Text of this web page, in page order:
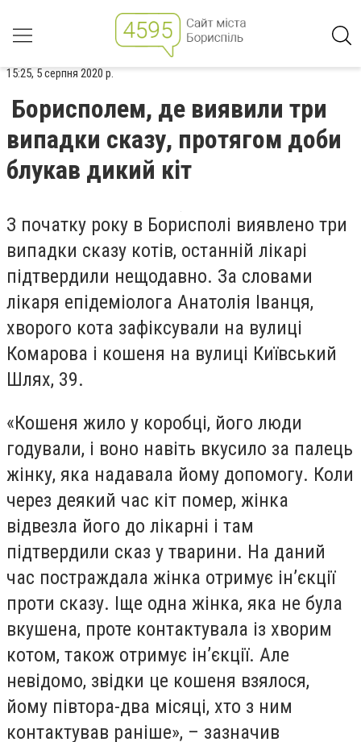
15:25, 5 серпня 2020 р.
Борисполем, де виявили три
випадки сказу, протягом доби
блукав дикий кіт
З початку року в Борисполі виявлено три
випадки сказу котів, останній лікарі
підтвердили нещодавно. За словами
лікаря епідеміолога Анатолія Іванця,
хворого кота зафіксували на вулиці
Комарова і кошеня на вулиці Київський
Шлях, 39.
«Кошеня жило у коробці, його люди
годували, і воно навіть вкусило за палець
жінку, яка надавала йому допомогу. Коли
через деякий час кіт помер, жінка
відвезла його до лікарні і там
підтвердили сказ у тварини. На даний
час постраждала жінка отримує ін’єкції
проти сказу. Іще одна жінка, яка не була
вкушена, проте контактувала із хворим
котом, також отримує ін’єкції. Але
невідомо, звідки це кошеня взялося,
йому півтора-два місяці, хто з ним
контактував раніше», – зазначив